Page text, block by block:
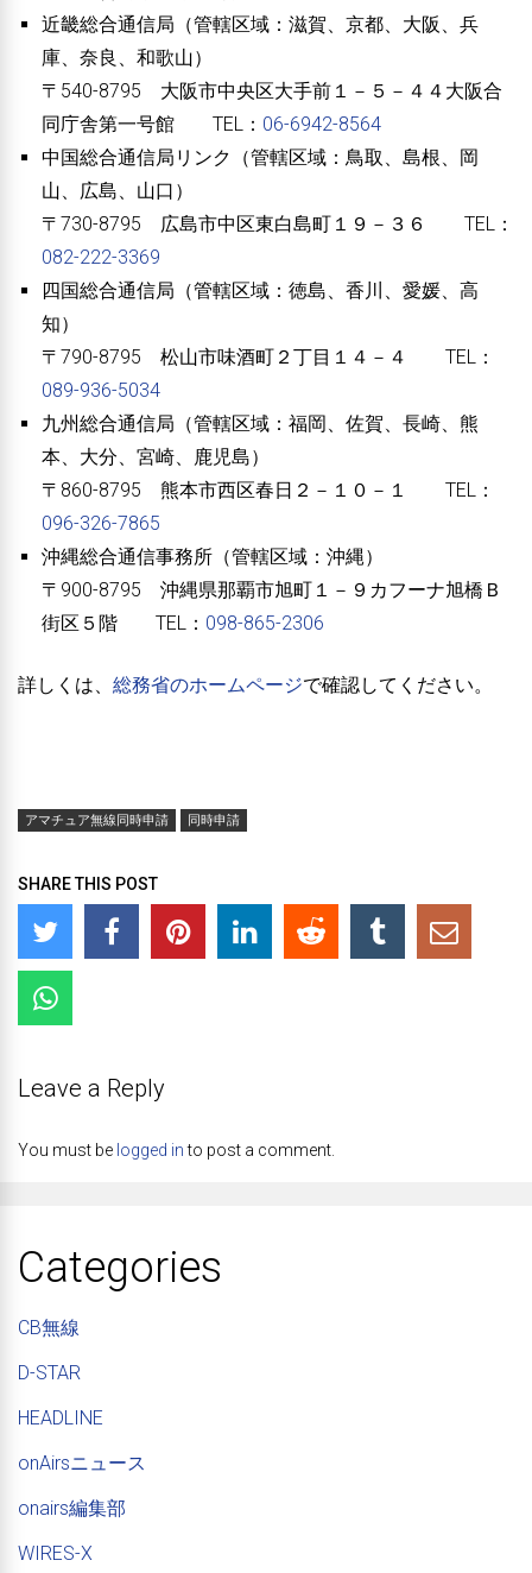
近畿総合通信局（管轄区域：滋賀、京都、大阪、兵
庫、奈良、和歌山）
〒540-8795 大阪市中央区大手前１－５－４４大阪合
同庁舎第一号館 TEL： 06-6942-8564
中国総合通信局リンク（管轄区域：鳥取、島根、岡
山、広島、山口）
〒730-8795 広島市中区東白島町１９－３６ TEL：
082-222-3369
四国総合通信局（管轄区域：徳島、香川、愛媛、高
知）
〒790-8795 松山市味酒町２丁目１４－４ TEL：
089-936-5034
九州総合通信局（管轄区域：福岡、佐賀、長崎、熊
本、大分、宮崎、鹿児島）
〒860-8795 熊本市西区春日２－１０－１ TEL：
096-326-7865
沖縄総合通信事務所（管轄区域：沖縄）
〒900-8795 沖縄県那覇市旭町１－９カフーナ旭橋Ｂ
街区５階 TEL： 098-865-2306
詳しくは、 総務省のホームページで確認してください。
アマチュア無線同時申請 同時申請
SHARE THIS POST
Leave a Reply
You must be logged into post a comment.
Categories
CB無線
D-STAR
HEADLINE
onAirsニュース
onairs編集部
WIRES-X